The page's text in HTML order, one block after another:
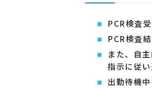
PCR検査
PCR検査
また、自
指示に従
出勤待機